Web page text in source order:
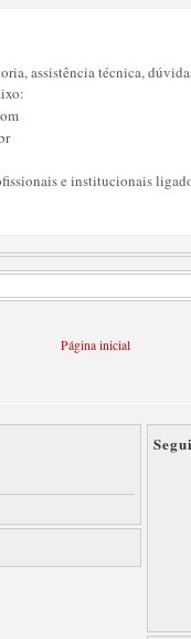
assistência técnica,
e institucionais
Página inicial